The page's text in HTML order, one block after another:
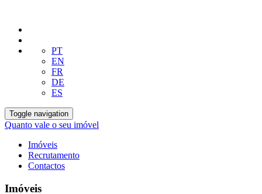
PT
EN
FR
DE
ES
Toggle navigation
Quanto vale o seu imóvel
Imóveis
Recrutamento
Contactos
Imóveis